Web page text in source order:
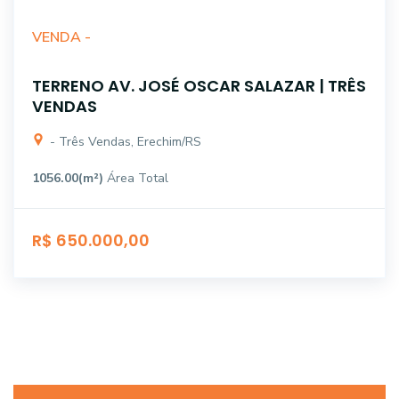
VENDA -
TERRENO AV. JOSÉ OSCAR SALAZAR | TRÊS
VENDAS
- Três Vendas, Erechim/RS
1056.00(m²) Área Total
R$ 650.000,00